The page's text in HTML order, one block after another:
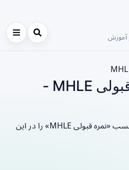
آموزش
برچسب: نمره قبولی MHLE -
تازه‌ترین مطالب مرتبط با برچسب «نمره قبولی MHLE» را در این